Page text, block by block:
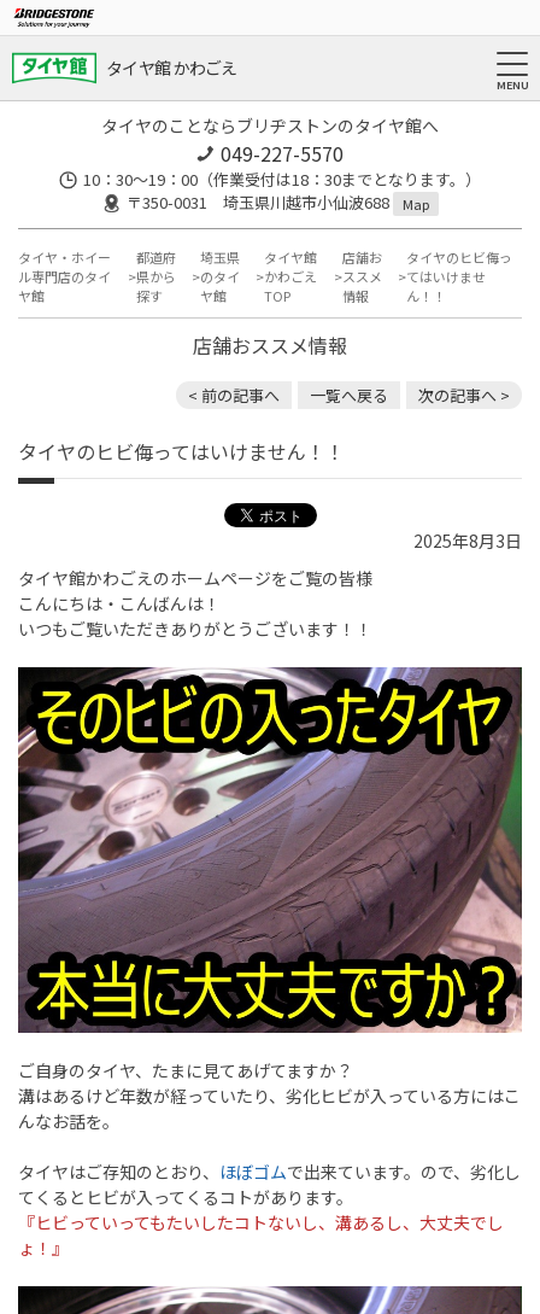
タイヤ館 かわごえ
タイヤのことならブリヂストンのタイヤ館へ
049-227-5570
10：30～19：00（作業受付は18：30までとなります。）
〒350-0031 埼玉県川越市小仙波688
Map
タイヤ・ホイー
ル専門店のタイ
ヤ館
都道府
県から
探す
埼玉県
のタイ
ヤ館
タイヤ館
かわごえ
TOP
店舗お
ススメ
情報
タイヤのヒビ侮っ
てはいけませ
ん！！
店舗おススメ情報
< 前の記事へ 一覧へ戻る 次の記事へ >
タイヤのヒビ侮ってはいけません！！
2025年8月3日
タイヤ館かわごえのホームページをご覧の皆様
こんにちは・こんばんは！
いつもご覧いただきありがとうございます！！
ご自身のタイヤ、たまに見てあげてますか？
溝はあるけど年数が経っていたり、劣化ヒビが入っている方にはこ
んなお話を。
タイヤはご存知のとおり、 ほぼゴムで出来ています。ので、劣化し
てくるとヒビが入ってくるコトがあります。
『ヒビっていってもたいしたコトないし、溝あるし、大丈夫でし
ょ！』